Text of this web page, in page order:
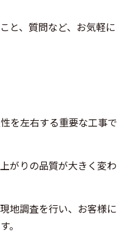
と、質問など、お気軽に
を左右する重要な工事で
がりの品質が大きく変わ
地調査を行い、お客様に
。